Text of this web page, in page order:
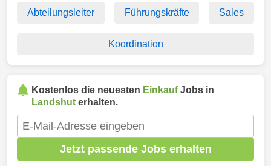
Abteilungsleiter Führungskräfte Sales
Koordination
Kostenlos die neuesten EinkaufJobs in
Landshut erhalten.
Jetzt passende Jobs erhalten